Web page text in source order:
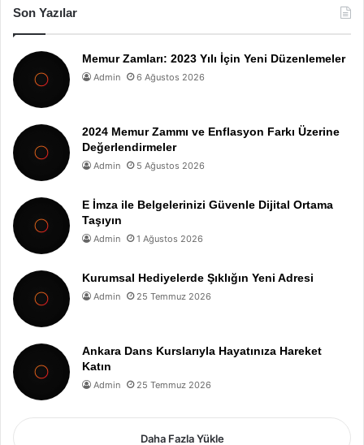
Son Yazılar
Memur Zamları: 2023 Yılı İçin Yeni Düzenlemeler
Admin 6 Ağustos 2026
2024 Memur Zammı ve Enflasyon Farkı Üzerine
Değerlendirmeler
Admin 5 Ağustos 2026
E İmza ile Belgelerinizi Güvenle Dijital Ortama
Taşıyın
Admin 1 Ağustos 2026
Kurumsal Hediyelerde Şıklığın Yeni Adresi
Admin 25 Temmuz 2026
Ankara Dans Kurslarıyla Hayatınıza Hareket
Katın
Admin 25 Temmuz 2026
Daha Fazla Yükle